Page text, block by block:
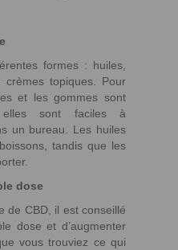
formes : huiles,
crèmes topiques. Pour
et les gommes sont
elles sont faciles à
un bureau. Les huiles
tandis que les
dose
de CBD, il est conseillé
dose et d’augmenter
vous trouviez ce qui